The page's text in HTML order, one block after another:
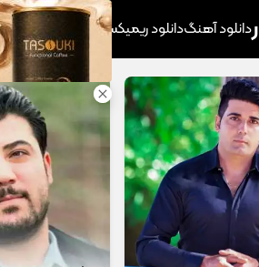
دانلود آهنگدانلود ریمیکسآهنگ پرطرفدار